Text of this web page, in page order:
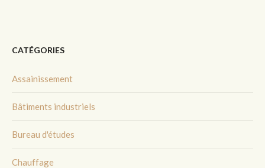
CATÉGORIES
Assainissement
Bâtiments industriels
Bureau d'études
Chauffage